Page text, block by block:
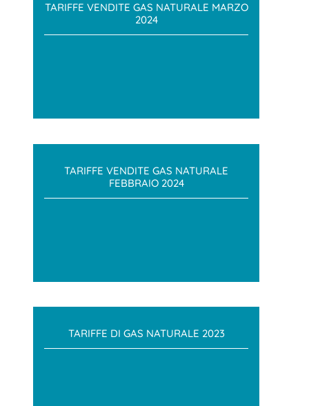
TARIFFE VENDITE GAS NATURALE MARZO
2024
TARIFFE VENDITE GAS NATURALE
FEBBRAIO 2024
TARIFFE DI GAS NATURALE 2023